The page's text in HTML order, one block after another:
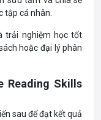
tập cá nhân.
trải nghiệm học tốt
hoặc đại lý phân
Reading Skills
sau để đạt kết quả